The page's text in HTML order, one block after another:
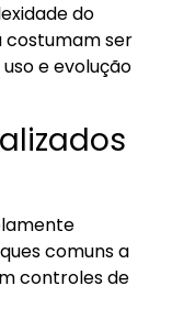
do
costumam ser
e evolução
comuns a
controles de